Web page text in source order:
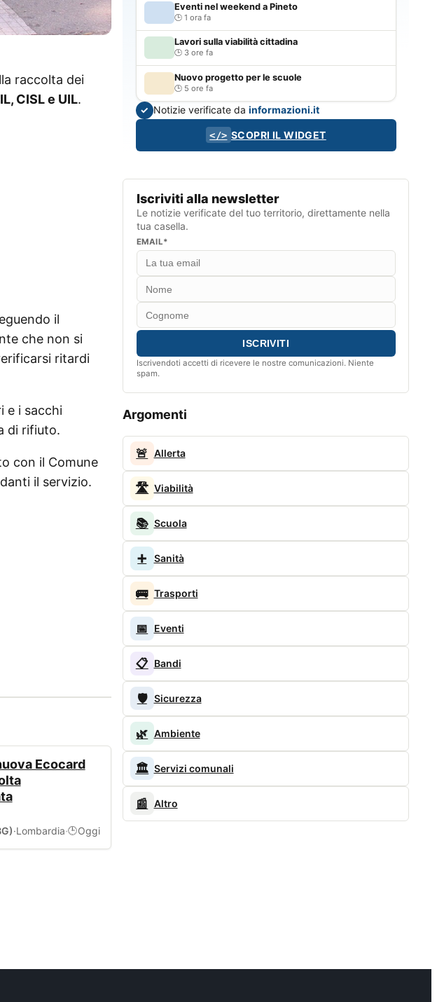
raccolta dei
CISL e UIL.
il
che non si
ritardi
e i sacchi
di rifiuto.
con il Comune
il servizio.
Ecocard
·Lombardia·🕒Oggi
Eventi nel weekend a Pineto
1 ora fa
Lavori sulla viabilità cittadina
3 ore fa
Nuovo progetto per le scuole
5 ore fa
✓ Notizie verificate da informazioni.it
</> SCOPRI IL WIDGET
Iscriviti alla newsletter
Le notizie verificate del tuo territorio, direttamente nella
tua casella.
EMAIL*
Iscrivendoti accetti di ricevere le nostre comunicazioni. Niente
spam.
Argomenti
🚨 Allerta
🛣️ Viabilità
📚 Scuola
➕ Sanità
🚌 Trasporti
📅 Eventi
📋 Bandi
🛡️ Sicurezza
🌿 Ambiente
🏛️ Servizi comunali
📰 Altro